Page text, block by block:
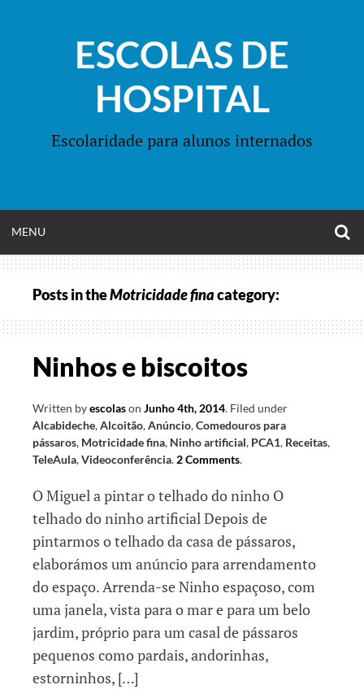
ESCOLAS DE
HOSPITAL
Escolaridade para alunos internados
MENU
MENU
Posts in theMotricidade finacategory:
Ninhos e biscoitos
Written byescolason Junho 4th, 2014. Filed under
Alcabideche,Alcoitão,Anúncio,Comedouros para
pássaros, Motricidade fina, Ninho artificial, PCA1, Receitas,
TeleAula,Videoconferência. 2 Comments.
O Miguel a pintar o telhado do ninho O
telhado do ninho artificial Depois de
pintarmos o telhado da casa de pássaros,
elaborámos um anúncio para arrendamento
do espaço. Arrenda-se Ninho espaçoso, com
uma janela, vista para o mar e para um belo
jardim, próprio para um casal de pássaros
pequenos como pardais, andorinhas,
estorninhos, […]